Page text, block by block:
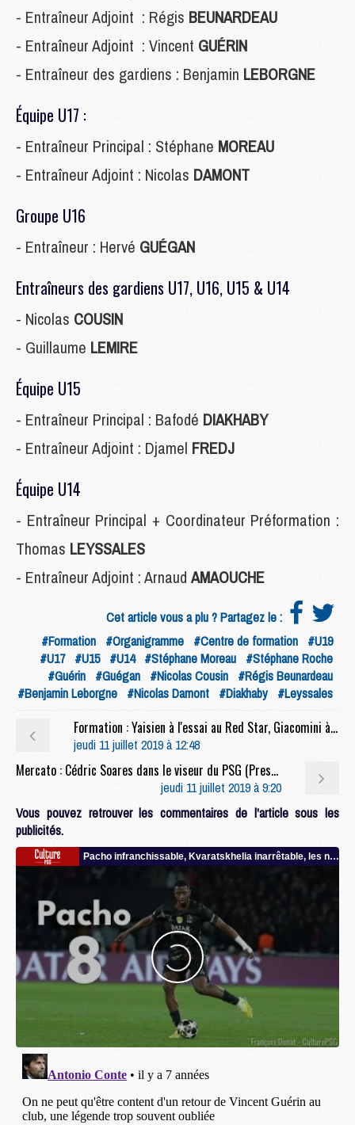
- Entraîneur Adjoint : Régis BEUNARDEAU
- Entraîneur Adjoint : Vincent GUÉRIN
- Entraîneur des gardiens : Benjamin LEBORGNE
Équipe U17 :
- Entraîneur Principal : Stéphane MOREAU
- Entraîneur Adjoint : Nicolas DAMONT
Groupe U16
- Entraîneur : Hervé GUÉGAN
Entraîneurs des gardiens U17, U16, U15 & U14
- Nicolas COUSIN
- Guillaume LEMIRE
Équipe U15
- Entraîneur Principal : Bafodé DIAKHABY
- Entraîneur Adjoint : Djamel FREDJ
Équipe U14
- Entraîneur Principal + Coordinateur Préformation :
Thomas LEYSSALES
- Entraîneur Adjoint : Arnaud AMAOUCHE
Cet article vous a plu ? Partagez le :
#Formation #Organigramme #Centre de formation #U19
#U17 #U15 #U14 #Stéphane Moreau #Stéphane Roche
#Guérin #Guégan #Nicolas Cousin #Régis Beunardeau
#Benjamin Leborgne #Nicolas Damont #Diakhaby #Leyssales
Formation : Yaisien à l'essai au Red Star, Giacomini à Bastia-Borgo
jeudi 11 juillet 2019 à 12:48
Mercato : Cédric Soares dans le viseur du PSG (Presse port.)
jeudi 11 juillet 2019 à 9:20
Vous pouvez retrouver les commentaires de l'article sous les
publicités.